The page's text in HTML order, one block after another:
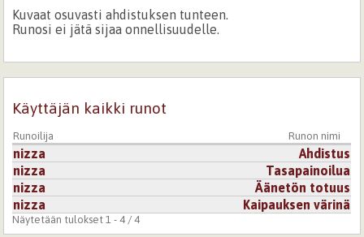
Kuvaat osuvasti ahdistuksen tunteen.
Runosi ei jätä sijaa onnellisuudelle.
Hieno runo! Pelkistetty, dramaattinen ja tehokas!
Kirjaudutairekisteröidykommentoidaksesi
13.12.2007 0:00
Pienesti isoa, upeaa. Kivaa. Pidän.
Käyttäjän kaikki runot
Runoilija Runon nimi
nizza
Ahdistus
nizza
Tasapainoilua
nizza
Äänetön totuus
nizza
Kaipauksen värinä
Näytetään tulokset 1 - 4 / 4